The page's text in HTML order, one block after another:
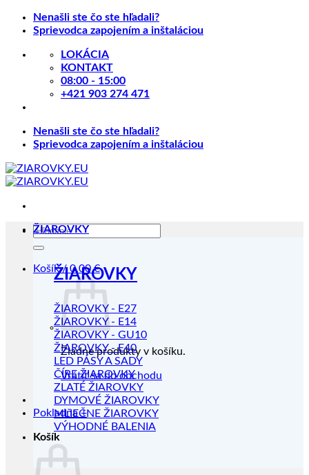
Skip
Nenašli ste čo ste hľadali?
Sprievodca zapojením a inštaláciou
LOKÁCIA
KONTAKT
08:00 - 15:00
+421 903 274 471
Nenašli ste čo ste hľadali?
Sprievodca zapojením a inštaláciou
Hľadať:
Košík /0.00€
Žiadne produkty v košíku.
Vrátiť sa do obchodu
Pokladňa +
Košík
ŽIAROVKY
ŽIAROVKY
ŽIAROVKY - E27
ŽIAROVKY - E14
ŽIAROVKY - GU10
ŽIAROVKY - E40
LED PÁSY A SADY
ČÍRE ŽIAROVKY
ZLATÉ ŽIAROVKY
DYMOVÉ ŽIAROVKY
MLIEČNE ŽIAROVKY
VÝHODNÉ BALENIA